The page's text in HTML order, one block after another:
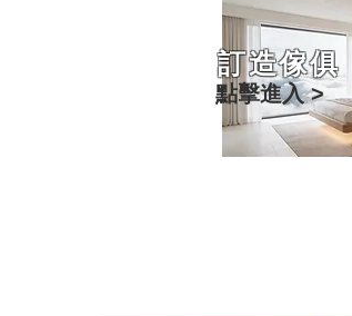
訂造傢俱
點擊進入 >